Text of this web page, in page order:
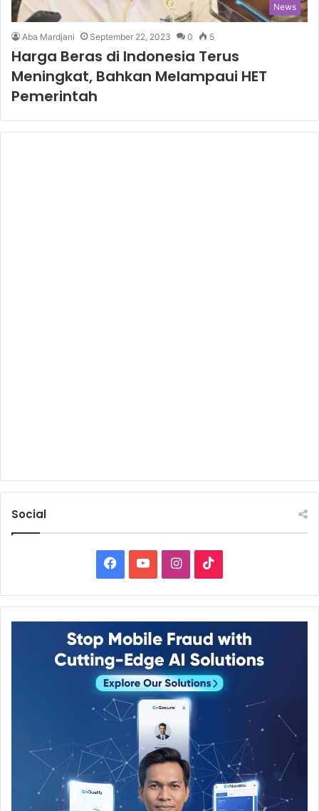
News
Aba Mardjani September 22, 2023 0 5
Harga Beras di Indonesia Terus
Meningkat, Bahkan Melampaui HET
Pemerintah
Social
Facebook
YouTubeInstagram